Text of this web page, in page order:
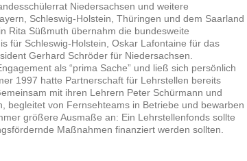
Niedersachsen und weitere
Schleswig-Holstein, Thüringen und dem Saarland
Rita Süßmuth übernahm die bundesweite
für Schleswig-Holstein, Oskar Lafontaine für das
Gerhard Schröder für Niedersachsen.
als “prima Sache” und ließ sich persönlich
1997 hatte Partnerschaft für Lehrstellen bereits
mit ihren Lehrern Peter Schürmann und
begleitet von Fernsehteams in Betriebe und bewarben
größere Ausmaße an: Ein Lehrstellenfonds sollte
Maßnahmen finanziert werden sollten.